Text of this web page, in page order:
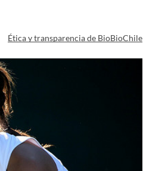
Ética y transparencia de BioBioChile